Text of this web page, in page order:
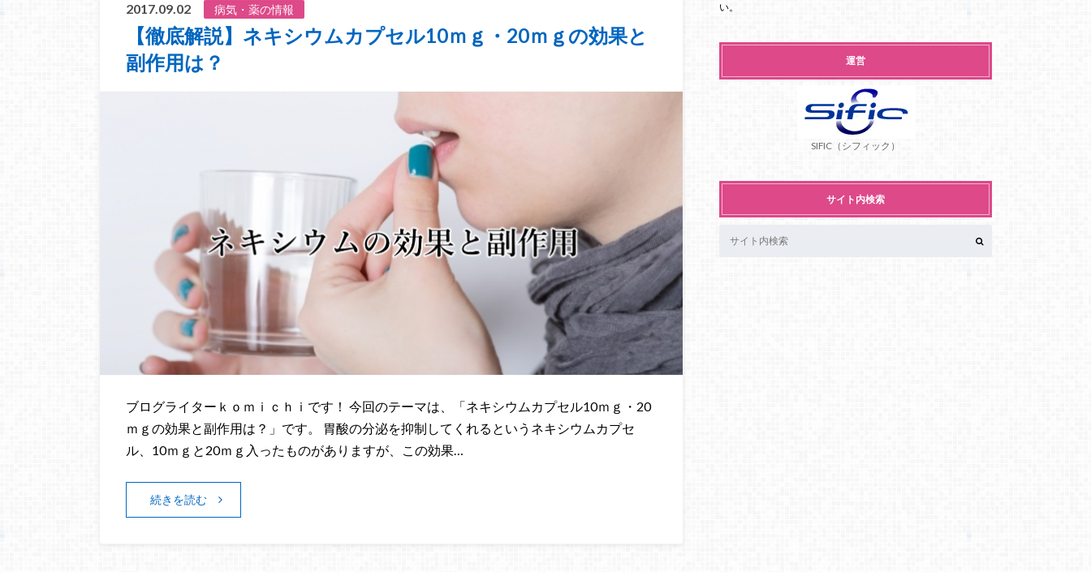
2017.09.02 病気・薬の情報
【徹底解説】ネキシウムカプセル10ｍｇ・20ｍｇの効果と
副作用は？
ブログライターｋｏｍｉｃｈｉです！ 今回のテーマは、「ネキシウムカプセル10ｍｇ・20
ｍｇの効果と副作用は？」です。 胃酸の分泌を抑制してくれるというネキシウムカプセ
ル、10ｍｇと20ｍｇ入ったものがありますが、この効果…
続きを読む
い。
運営
SIFIC（シフィック）
サイト内検索